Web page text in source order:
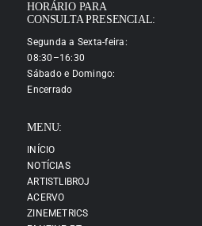
HORÁRIO PARA
CONSULTA PRESENCIAL:
Segunda a Sexta-feira:
08:30–16:30
Sábado e Domingo:
Encerrado
MENU:
INÍCIO
NOTÍCIAS
ARTISTLIBROJ
ACERVO
ZINEMETRICS